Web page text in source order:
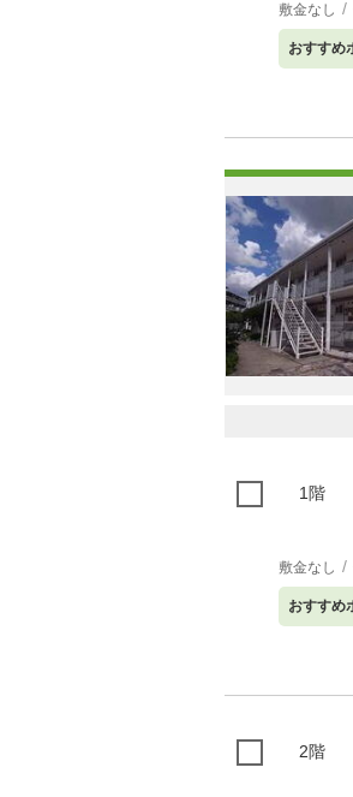
敷金なし
おすすめ
1階
敷金なし
おすすめ
2階